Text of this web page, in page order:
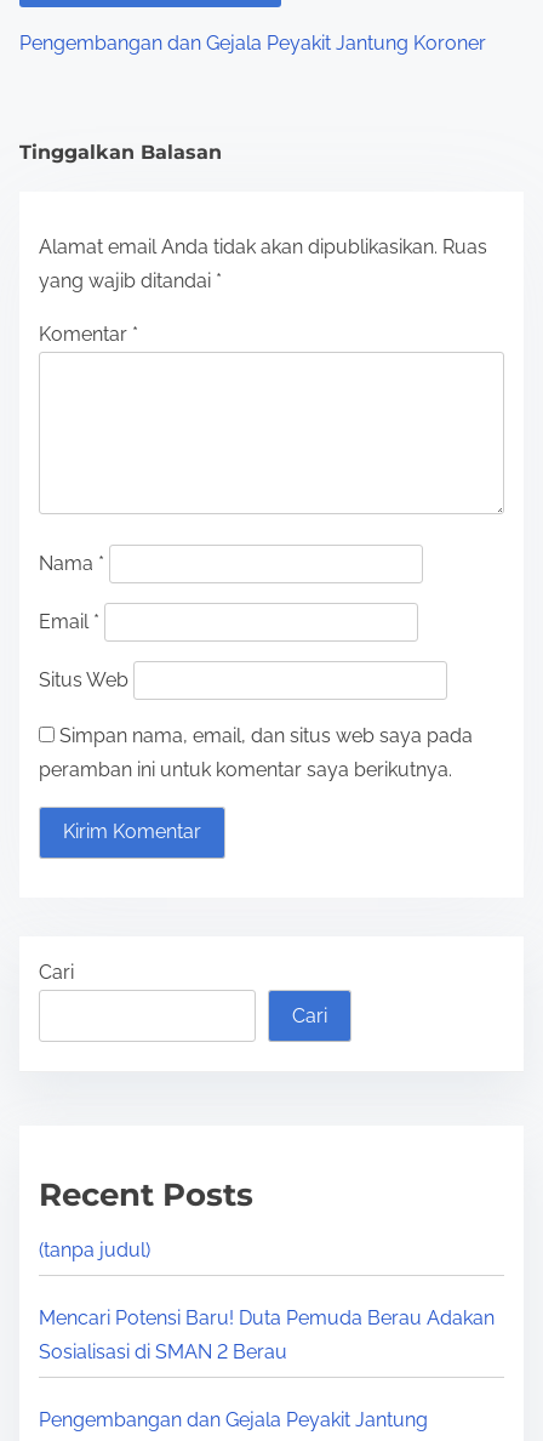
Pengembangan dan Gejala Peyakit Jantung Koroner
Tinggalkan Balasan
Alamat email Anda tidak akan dipublikasikan. Ruas
yang wajib ditandai *
Komentar *
Nama *
Email *
Situs Web
Simpan nama, email, dan situs web saya pada
peramban ini untuk komentar saya berikutnya.
Cari
Cari
Recent Posts
(tanpa judul)
Mencari Potensi Baru! Duta Pemuda Berau Adakan
Sosialisasi di SMAN 2 Berau
Pengembangan dan Gejala Peyakit Jantung